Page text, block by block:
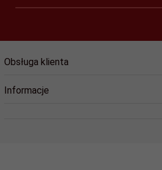
Obsługa klienta
Informacje